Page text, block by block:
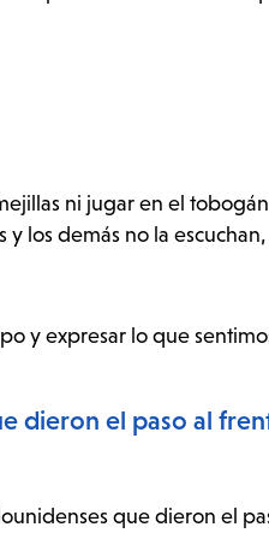
ni jugar en el
los demás no la
y expresar lo que
dieron el paso al
que dieron el